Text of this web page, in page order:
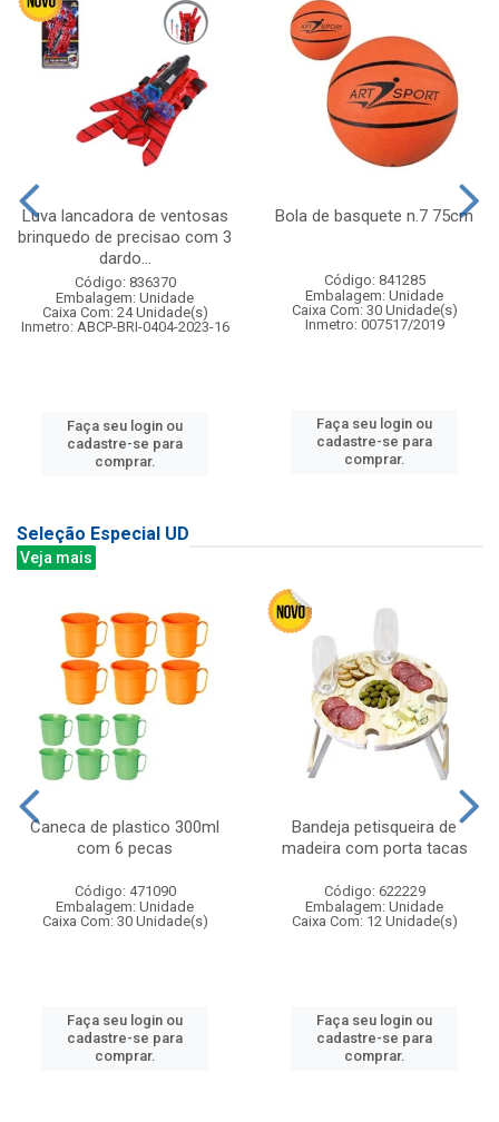
Luva lancadora de ventosas
brinquedo de precisao com 3
dardo...
Código: 836370
Embalagem: Unidade
Caixa Com: 24 Unidade(s)
Inmetro: ABCP-BRI-0404-2023-16
Faça seu login ou
cadastre-se para
comprar.
Bola de basquete n.7 75cm
Código: 841285
Embalagem: Unidade
Caixa Com: 30 Unidade(s)
Inmetro: 007517/2019
Faça seu login ou
cadastre-se para
comprar.
Seleção Especial UD
Veja mais
Caneca de plastico 300ml
com 6 pecas
Código: 471090
Embalagem: Unidade
Caixa Com: 30 Unidade(s)
Faça seu login ou
cadastre-se para
comprar.
Bandeja petisqueira de
madeira com porta tacas
Código: 622229
Embalagem: Unidade
Caixa Com: 12 Unidade(s)
Faça seu login ou
cadastre-se para
comprar.